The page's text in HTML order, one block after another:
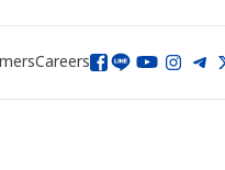
Careers